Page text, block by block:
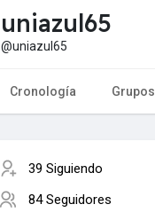
uniazul65
@uniazul65
Cronología Grupos
39 Siguiendo
84 Seguidores